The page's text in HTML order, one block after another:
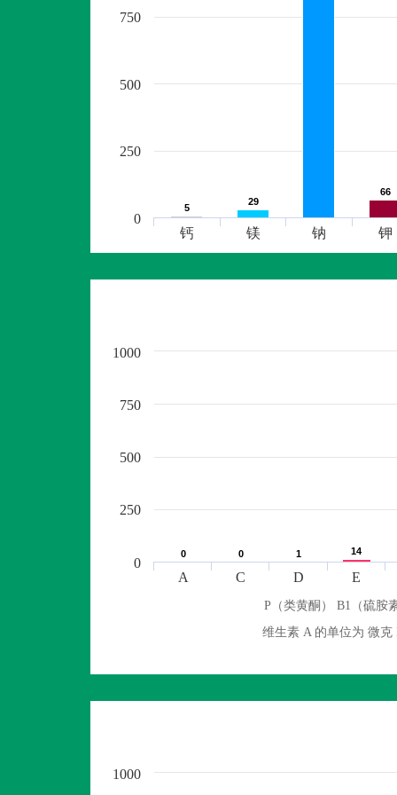
5
5
29
29
66
66
钙 镁 钠 钾
0
250
500
750
0
0 0
0 1
1 14
14
A C D E
0
250
500
750
1000
P（类黄酮） B1（硫胺
维生素 A 的单位为 微
1000